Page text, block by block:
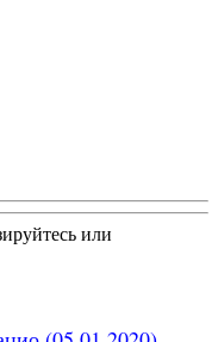
или